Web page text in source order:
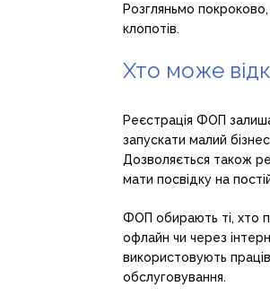
Розгляньмо
клопотів.
Хто може
Реєстрація ФОП
запускати малий
Дозволяється також
мати посвідку на
ФОП обирають ті, хто
офлайн чи через
використовують
обслуговування.